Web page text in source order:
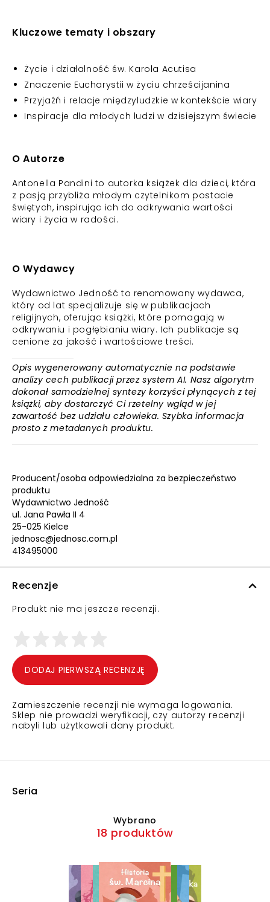
Kluczowe tematy i obszary
Życie i działalność św. Karola Acutisa
Znaczenie Eucharystii w życiu chrześcijanina
Przyjaźń i relacje międzyludzkie w kontekście wiary
Inspiracje dla młodych ludzi w dzisiejszym świecie
O Autorze
Antonella Pandini to autorka książek dla dzieci, która
z pasją przybliża młodym czytelnikom postacie
świętych, inspirując ich do odkrywania wartości
wiary i życia w radości.
O Wydawcy
Wydawnictwo Jedność to renomowany wydawca,
który od lat specjalizuje się w publikacjach
religijnych, oferując książki, które pomagają w
odkrywaniu i pogłębianiu wiary. Ich publikacje są
cenione za jakość i wartościowe treści.
Opis wygenerowany automatycznie na podstawie
analizy cech publikacji przez system AI. Nasz algorytm
dokonał samodzielnej syntezy korzyści płynących z tej
książki, aby dostarczyć Ci rzetelny wgląd w jej
zawartość bez udziału człowieka. Szybka informacja
prosto z metadanych produktu.
Producent/osoba odpowiedzialna za bezpieczeństwo
produktu
Wydawnictwo Jedność
ul. Jana Pawła II 4
25-025 Kielce
jednosc@jednosc.com.pl
413495000
Recenzje
Produkt nie ma jeszcze recenzji.
DODAJ PIERWSZĄ RECENZJĘ
Zamieszczenie recenzji nie wymaga logowania.
Sklep nie prowadzi weryfikacji, czy autorzy recenzji
nabyli lub użytkowali dany produkt.
Seria
Wybrano
18 produktów